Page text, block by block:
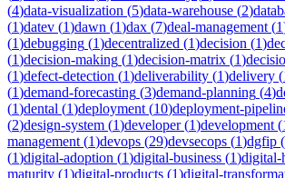
(4)data-visualization (5)data-warehouse (2)
(1)datev (1)dawn (1)dax (7)deal-management (1
(1)debugging (1)decentralized (1)decision (1)
(1)decision-making (1)decision-matrix (1)
(1)defect-detection (1)deliverability (1)delivery (
(1)demand-forecasting (3)demand-planning (4)
(1)dental (1)deployment (10)deployment-
(2)design-system (1)developer(1)development (
management (1)devops (29)devsecops (1)dgfip (
(1)digital-adoption (1)digital-business (1)digital-
maturity (1)digital-products (1)digital-